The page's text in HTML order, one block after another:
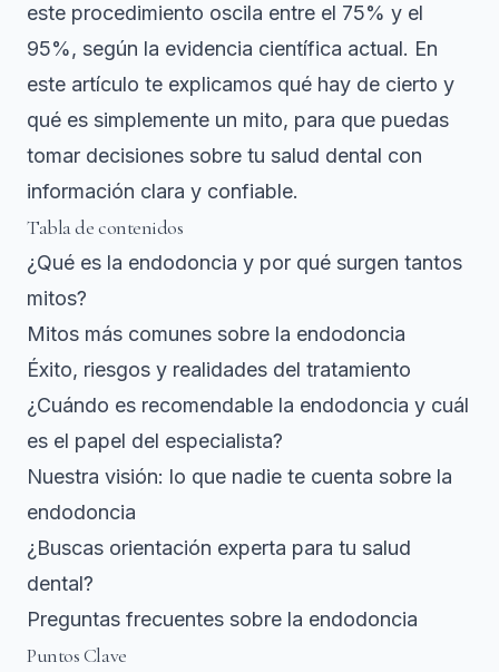
este procedimiento oscila entre el 75% y el
95%, según la evidencia científica actual. En
este artículo te explicamos qué hay de cierto y
qué es simplemente un mito, para que puedas
tomar decisiones sobre tu salud dental con
información clara y confiable.
Tabla de contenidos
¿Qué es la endodoncia y por qué surgen tantos
mitos?
Mitos más comunes sobre la endodoncia
Éxito, riesgos y realidades del tratamiento
¿Cuándo es recomendable la endodoncia y cuál
es el papel del especialista?
Nuestra visión: lo que nadie te cuenta sobre la
endodoncia
¿Buscas orientación experta para tu salud
dental?
Preguntas frecuentes sobre la endodoncia
Puntos Clave